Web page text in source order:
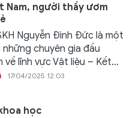
Nam, người thầy ươm
Nguyễn Đình Đức là một
chuyên gia đầu
về lĩnh vực Vật liệu – Kết...
17/04/2025 12:03
học